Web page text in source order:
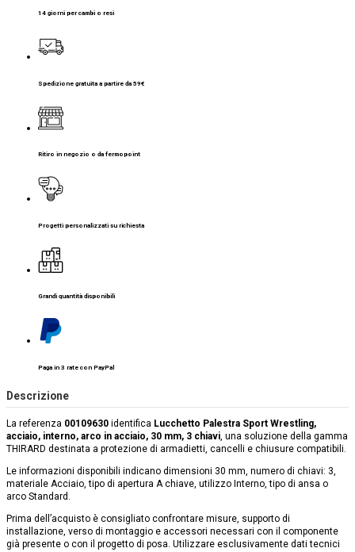
14 giorni per cambi o resi
Spedizione gratuita a partire da 59€
Ritiro in negozio o da fermopoint
Progetti personalizzati su richiesta
Grandi quantità disponibili
Paga in 3 rate con PayPal
Descrizione
La referenza 00109630 identifica Lucchetto Palestra Sport Wrestling,
acciaio, interno, arco in acciaio, 30 mm, 3 chiavi, una soluzione della gamma
THIRARD destinata a protezione di armadietti, cancelli e chiusure compatibili.
Le informazioni disponibili indicano dimensioni 30 mm, numero di chiavi: 3,
materiale Acciaio, tipo di apertura A chiave, utilizzo Interno, tipo di ansa o
arco Standard.
Prima dell’acquisto è consigliato confrontare misure, supporto di
installazione, verso di montaggio e accessori necessari con il componente
già presente o con il progetto di posa. Utilizzare esclusivamente dati tecnici